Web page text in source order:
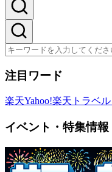
注目ワード
楽天Yahoo!楽天トラベル
イベント・特集情報